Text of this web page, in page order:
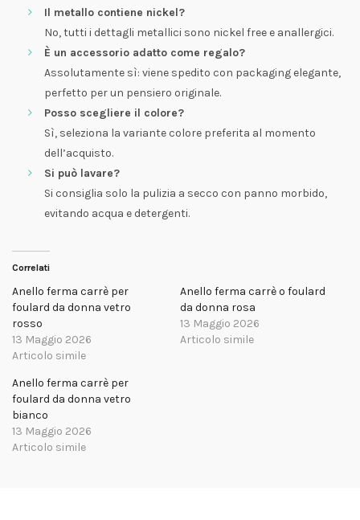
Il metallo contiene nickel?
No, tutti i dettagli metallici sono nickel free e anallergici.
È un accessorio adatto come regalo?
Assolutamente sì: viene spedito con packaging elegante,
perfetto per un pensiero originale.
Posso scegliere il colore?
Sì, seleziona la variante colore preferita al momento
dell’acquisto.
Si può lavare?
Si consiglia solo la pulizia a secco con panno morbido,
evitando acqua e detergenti.
Correlati
Anello ferma carrè per
foulard da donna vetro
rosso
13 Maggio 2026
Articolo simile
Anello ferma carrè o foulard
da donna rosa
13 Maggio 2026
Articolo simile
Anello ferma carrè per
foulard da donna vetro
bianco
13 Maggio 2026
Articolo simile